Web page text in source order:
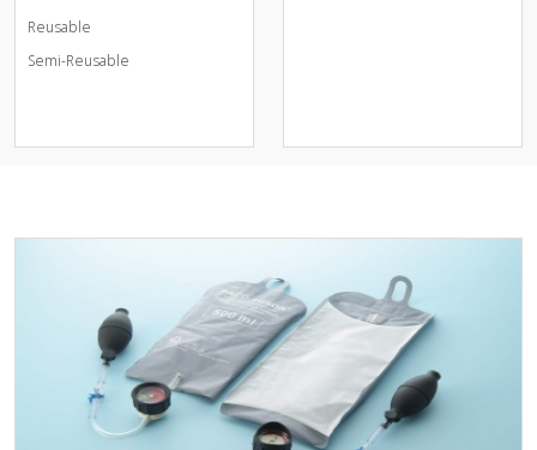
Inhalation Sedation - AnaConDa
OxyMask(개방형고유량통합산소마
ETCO2 Solution
Reusable
Semi-Reusable